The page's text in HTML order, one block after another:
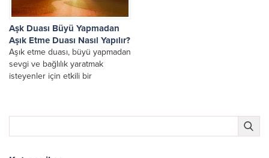
Aşk Duası Büyü Yapmadan
Aşık Etme Duası Nasıl Yapılır?
Aşık etme duası, büyü yapmadan
sevgi ve bağlılık yaratmak
isteyenler için etkili bir